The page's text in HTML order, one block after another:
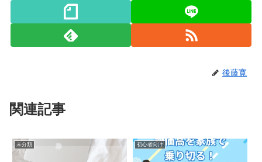
後藤寛
関連記事
未分類 初心者向け